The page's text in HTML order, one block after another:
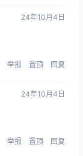
24年10月4日
举报 置顶 回复
24年10月4日
举报 置顶 回复